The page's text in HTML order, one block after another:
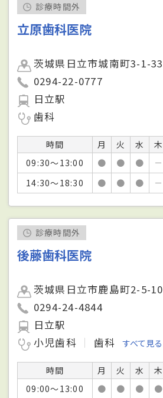
診療時間外
立原歯科医院
茨城県日立市城南町3-1-33
0294-22-0777
日立駅
歯科
時間 月 火 水 木
09:30～13:00
● ● ● －
14:30～18:30
● ● ● －
診療時間外
後藤歯科医院
茨城県日立市鹿島町2-5-10
0294-24-4844
日立駅
小児歯科
歯科 すべて見る
時間 月 火 水 木
09:00～13:00
● ● ● ●